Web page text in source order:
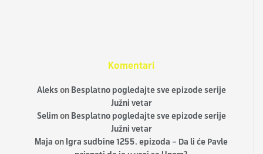
Komentari
Alekson Besplatno pogledajte sve epizode serije
Južni vetar
Selimon Besplatno pogledajte sve epizode serije
Južni vetar
Maja on Igra sudbine 1255. epizoda – Da li će Pavle